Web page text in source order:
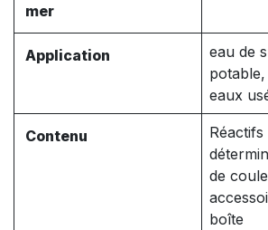
mer
Application
eau de
eaux
Contenu
de
boîte